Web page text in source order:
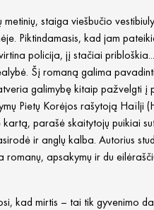
staiga viešbučio
Piktindamasis, kad jam
policija, jį stačiai
Šį romaną galima
galimybę kitaip pažvelgti į
Pietų Korėjos rašytoją Haïlji
kartą, parašė skaitytojų puikiai
ir anglų kalba. Autorius
apsakymų ir du
kad mirtis – tai tik gyvenimo